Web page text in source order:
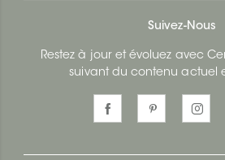
Suivez-Nous
Restez à jour et évoluez avec
suivant du contenu actuel